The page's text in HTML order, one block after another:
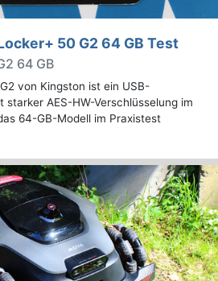
50 G2 64 GB Test
64 GB
von Kingston ist ein USB-
starker AES-HW-Verschlüsselung im
64-GB-Modell im Praxistest